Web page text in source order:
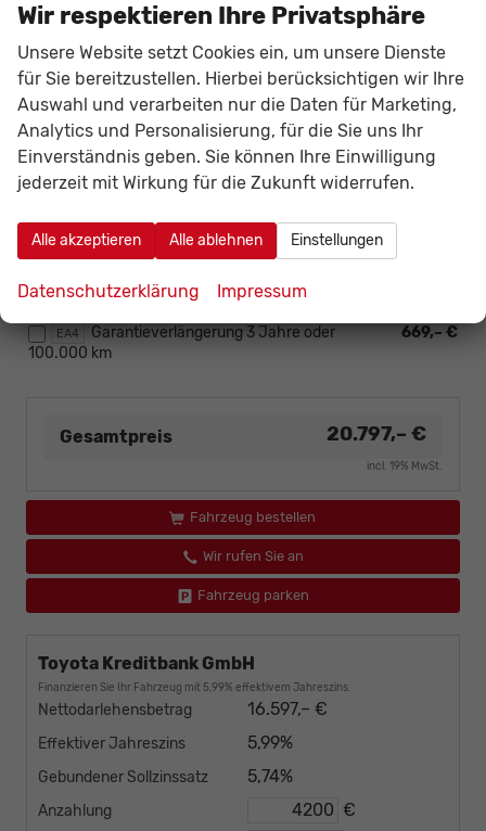
• Kabelloses SmartLink
Innen
4A3 227,– €
Vordersitze, Beheizbar (Serie Selection
und Monte Carlo)
Sonstiges
100.000 km
EA4 669,– €
Garantieverlängerung 3 Jahre oder
100.000 km
Gesamtpreis 20.797,– €
incl. 19% MwSt.
Fahrzeug bestellen
Wir rufen Sie an
Fahrzeug parken
Toyota Kreditbank GmbH
Finanzieren Sie Ihr Fahrzeug mit 5,99% effektivem Jahreszins.
Nettodarlehensbetrag 16.597,– €
Effektiver Jahreszins 5,99%
Gebundener Sollzinssatz 5,74%
Anzahlung €
Wir respektieren Ihre Privatsphäre
Unsere Website setzt Cookies ein, um unsere Dienste
für Sie bereitzustellen. Hierbei berücksichtigen wir Ihre
Auswahl und verarbeiten nur die Daten für Marketing,
Analytics und Personalisierung, für die Sie uns Ihr
Einverständnis geben. Sie können Ihre Einwilligung
jederzeit mit Wirkung für die Zukunft widerrufen.
Alle akzeptieren Alle ablehnen Einstellungen
Datenschutzerklärung Impressum